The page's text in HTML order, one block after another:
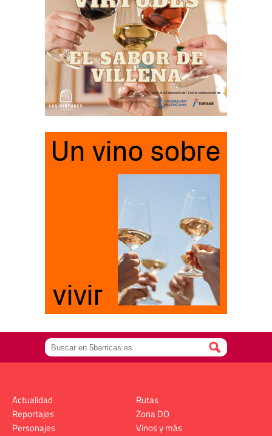
Actualidad
Reportajes
Personajes
Rutas
Zona DO
Vinos y más